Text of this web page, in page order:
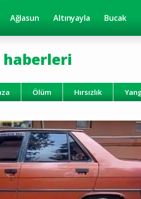
Ağlasun Altınyayla Bucak
haberleri
Ölüm Hırsızlık